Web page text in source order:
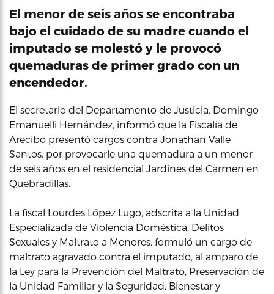
El menor de seis años se encontraba
bajo el cuidado de su madre cuando el
imputado se molestó y le provocó
quemaduras de primer grado con un
encendedor.
El secretario del Departamento de Justicia, Domingo
Emanuelli Hernández, informó que la Fiscalía de
Arecibo presentó cargos contra Jonathan Valle
Santos, por provocarle una quemadura a un menor
de seis años en el residencial Jardines del Carmen en
Quebradillas.
La fiscal Lourdes López Lugo, adscrita a la Unidad
Especializada de Violencia Doméstica, Delitos
Sexuales y Maltrato a Menores, formuló un cargo de
maltrato agravado contra el imputado, al amparo de
la Ley para la Prevención del Maltrato, Preservación de
la Unidad Familiar y la Seguridad, Bienestar y